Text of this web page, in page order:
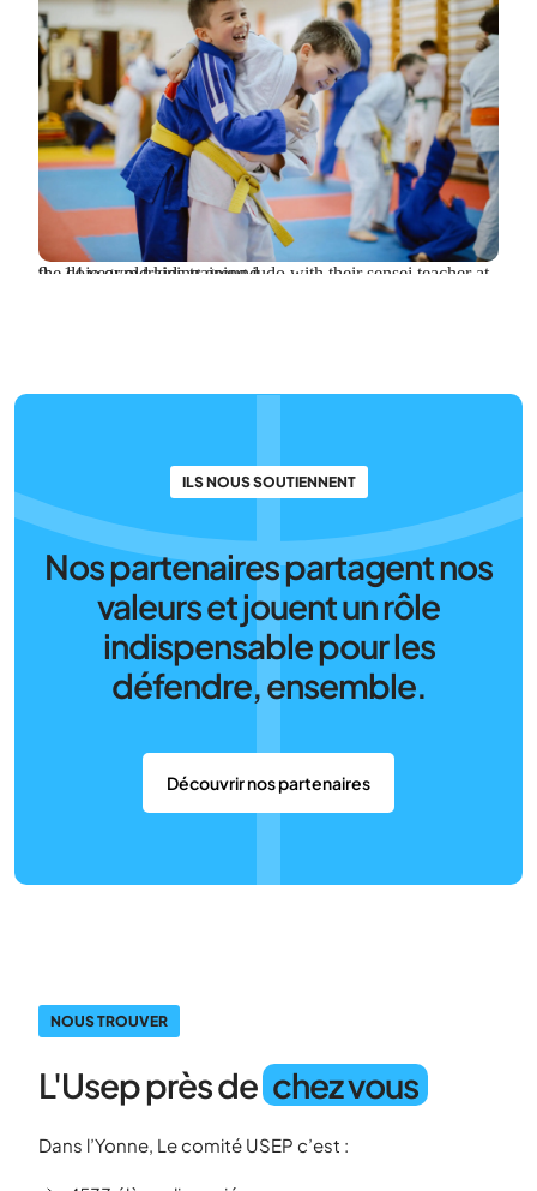
9 - 14 year old kids training judo with their sensei teacher at the dojo gym training ground.
ILS NOUS SOUTIENNENT
Nos partenaires partagent nos
valeurs et jouent un rôle
indispensable pour les
défendre, ensemble.
Découvrir nos partenaires
NOUS TROUVER
L'Usep près de chez vous
Dans l’Yonne, Le comité USEP c’est :